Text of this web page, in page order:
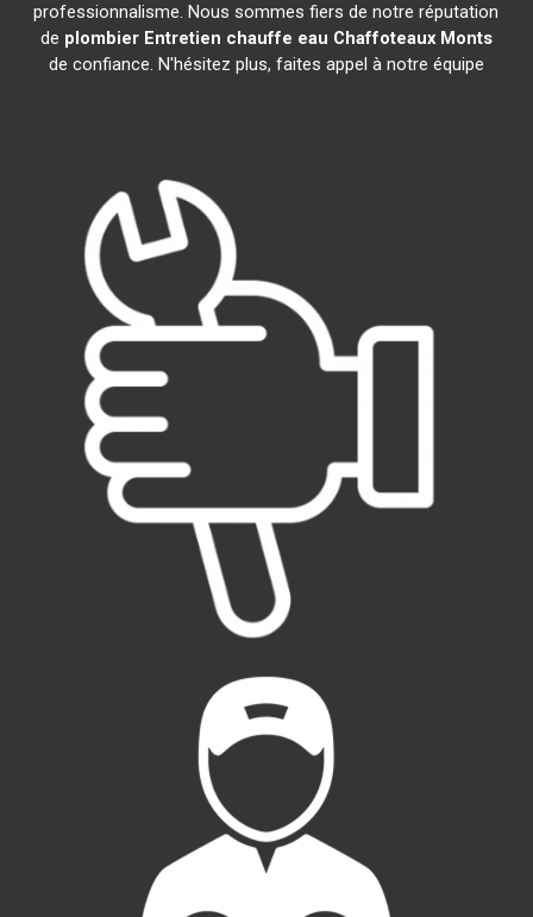
professionnalisme. Nous sommes fiers de notre réputation
de plombier Entretien chauffe eau Chaffoteaux Monts
de confiance. N'hésitez plus, faites appel à notre équipe